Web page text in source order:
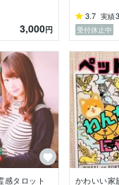
視させていただきます。
不倫・復縁・出逢い）
金・シングルマザー）
ス・金運(お金・転職・
・人間関係・向いて
霊道・氣の流れ）
していただけますと、よ
ことができます。
3,000円
3.7 実績3
受付休止中
タロット
かわいい家